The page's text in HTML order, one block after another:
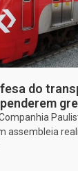
do
assembleia